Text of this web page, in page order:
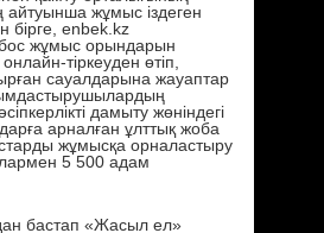
жұмыс іздеген
бірге, enbek.kz
жұмыс орындарын
тіркеуден өтіп,
сауалдарына жауаптар
дамыту жөніндегі
арналған ұлттық жоба
жұмысқа орналастыру
5 500 адам
бастап «Жасыл ел»